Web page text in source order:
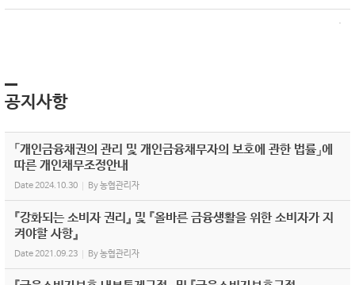
공지사항
「개인금융채권의 관리 및 개인금융채무자의 보호에 관한 법률」에
따른 개인채무조정안내
Date2024.10.30 By농협관리자
『강화되는 소비자 권리』 및 『올바른 금융생활을 위한 소비자가 지
켜야할 사항』
Date2021.09.23 By농협관리자